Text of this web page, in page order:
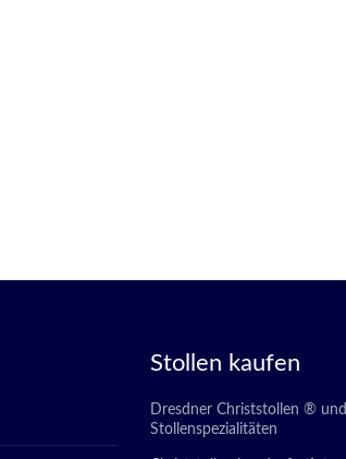
Stollen kaufen
Dresdner Christstollen ® und
Stollenspezialitäten